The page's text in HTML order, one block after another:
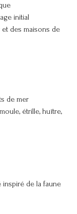
initial
des maisons de
de mer
étrille, huître,
de la faune